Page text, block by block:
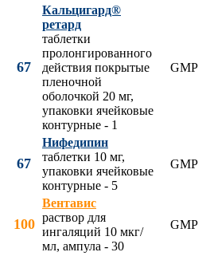
67
Кальцигард®
ретард
таблетки
пролонгированного
действия покрытые
пленочной
оболочкой 20 мг,
упаковки ячейковые
контурные - 1
GMP
67
Нифедипин
таблетки 10 мг,
упаковки ячейковые
контурные - 5
GMP
100
Вентавис
раствор для
ингаляций 10 мкг/
мл, ампула - 30
GMP